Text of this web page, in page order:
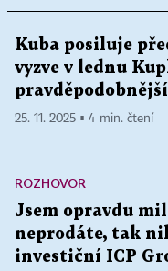
Kuba posiluje
vyzve v lednu
25. 11. 2025 ▪ 4 min. čtení
ROZHOVOR
Jsem opravdu
neprodáte, tak
investiční ICP